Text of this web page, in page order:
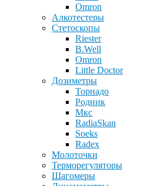
Omron
Алкотестеры
Стетоскопы
Riester
B.Well
Omron
Little Doctor
Дозиметры
Торнадо
Родник
Мкс
RadiaSkan
Soeks
Radex
Молоточки
Терморегуляторы
Шагомеры